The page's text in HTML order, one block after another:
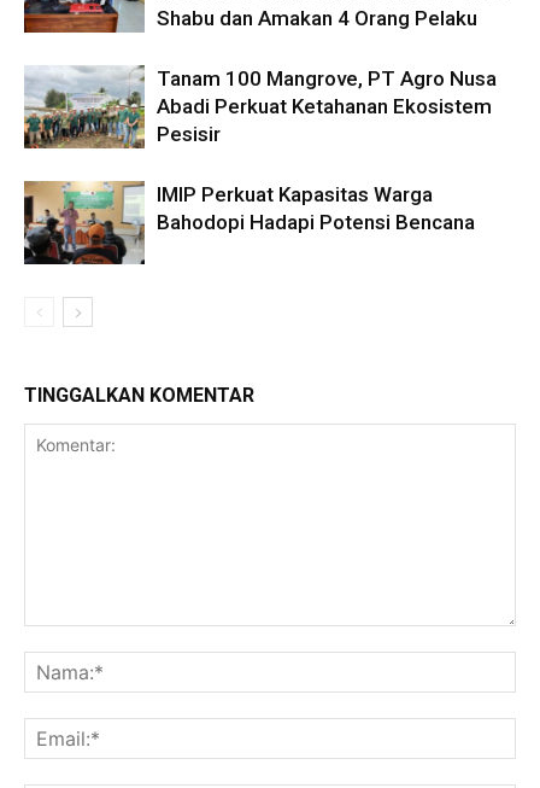
Shabu dan Amakan 4 Orang Pelaku
Tanam 100 Mangrove, PT Agro Nusa
Abadi Perkuat Ketahanan Ekosistem
Pesisir
IMIP Perkuat Kapasitas Warga
Bahodopi Hadapi Potensi Bencana
TINGGALKAN KOMENTAR